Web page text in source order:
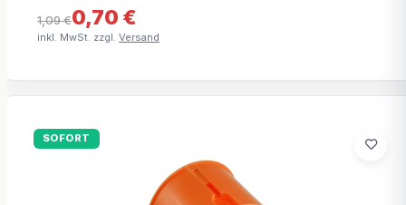
1,09 €0,70 €
inkl. MwSt. zzgl. Versand
SOFORT